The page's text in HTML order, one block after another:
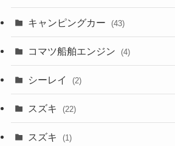
キャンピングカー (43)
コマツ船舶エンジン (4)
シーレイ (2)
スズキ (22)
スズキ (1)